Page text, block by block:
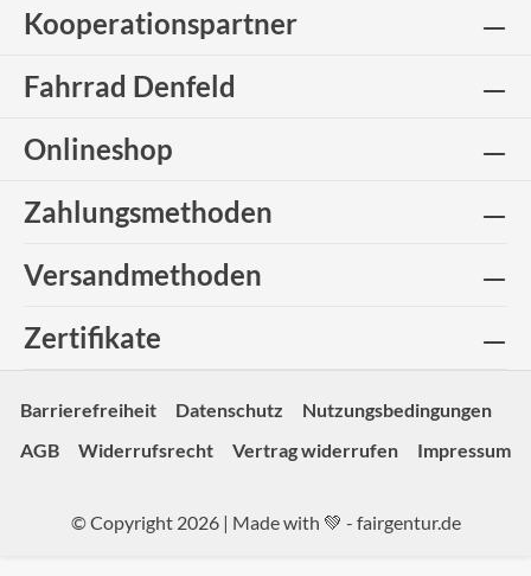
Kooperationspartner
Fahrrad Denfeld
Onlineshop
Zahlungsmethoden
Versandmethoden
Zertifikate
Barrierefreiheit Datenschutz
Nutzungsbedingungen
AGB
Widerrufsrecht Vertrag widerrufen Impressum
© Copyright 2026 | Made with 💚 - fairgentur.de